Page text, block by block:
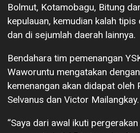
Bolmut, Kotamobagu, Bitung
kepulauan, kemudian kalah
dan di sejumlah daerah lainnya.
Bendahara tim pemenangan
Waworuntu mengatakan
kemenangan akan didapat oleh
Selvanus dan Victor Mailangkay.
“Saya dari awal ikuti